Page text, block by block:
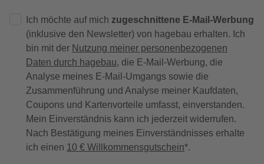
Ich möchte auf mich zugeschnittene E-Mail-Werbung
(inklusive den Newsletter) von hagebau erhalten. Ich
bin mit der Nutzung meiner personenbezogenen
Daten durch hagebau, die E-Mail-Werbung, die
Analyse meines E-Mail-Umgangs sowie die
Zusammenführung und Analyse meiner Kaufdaten,
Coupons und Kartenvorteile umfasst, einverstanden.
Mein Einverständnis kann ich jederzeit widerrufen.
Nach Bestätigung meines Einverständnisses erhalte
ich einen 10 € Willkommensgutschein*.